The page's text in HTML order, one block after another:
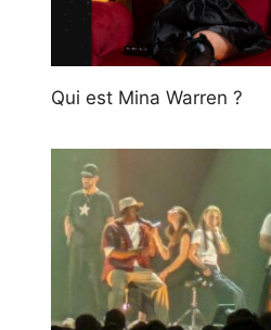
Qui est Mina Warren ?